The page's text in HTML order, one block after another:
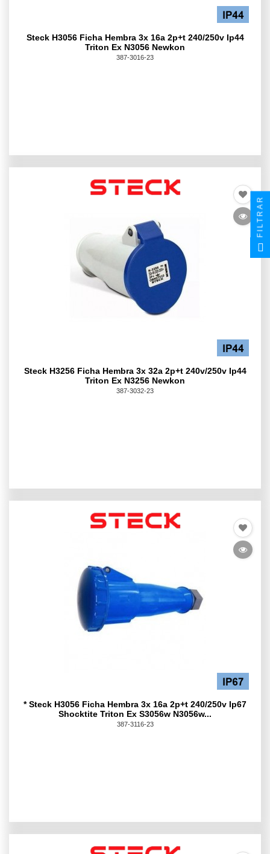
Steck H3056 Ficha Hembra 3x 16a 2p+t 240/250v Ip44
Triton Ex N3056 Newkon
387-3016-23
Steck H3256 Ficha Hembra 3x 32a 2p+t 240v/250v Ip44
Triton Ex N3256 Newkon
387-3032-23
* Steck H3056 Ficha Hembra 3x 16a 2p+t 240/250v Ip67
Shocktite Triton Ex S3056w N3056w...
387-3116-23
FILTRAR